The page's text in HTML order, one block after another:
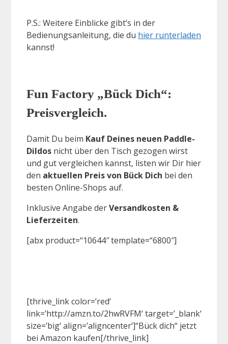
P.S.: Weitere Einblicke gibt’s in der
Bedienungsanleitung, die du hier runterladen
kannst!
Fun Factory „Bück Dich“:
Preisvergleich.
Damit Du beim Kauf Deines neuen Paddle-
Dildos nicht über den Tisch gezogen wirst
und gut vergleichen kannst, listen wir Dir hier
den aktuellen Preis von Bück Dich bei den
besten Online-Shops auf.
Inklusive Angabe derVersandkosten &
Lieferzeiten.
[abx product=“10644″ template=“6800″]
[thrive_link color=’red‘
link=’http://amzn.to/2hwRVFM‘ target=’_blank‘
size=’big‘ align=’aligncenter‘]“Bück dich“ jetzt
bei Amazon kaufen[/thrive_link]